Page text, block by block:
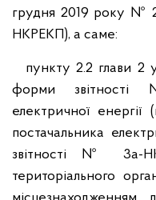
грудня 2019 року №
НКРЕКП), а саме:
пункту 2.2 глави 2
форми звітності
електричної енергії
постачальника
звітності № 3а-
територіального